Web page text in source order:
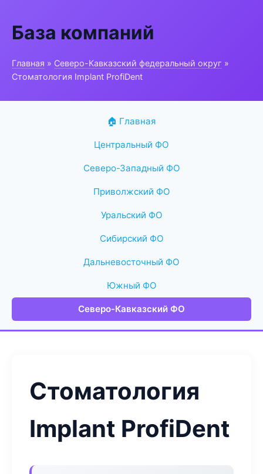
База компаний
Главная » Северо-Кавказский федеральный округ »
Стоматология Implant ProfiDent
🏠 Главная
Центральный ФО
Северо-Западный ФО
Приволжский ФО
Уральский ФО
Сибирский ФО
Дальневосточный ФО
Южный ФО
Северо-Кавказский ФО
Стоматология
Implant ProfiDent